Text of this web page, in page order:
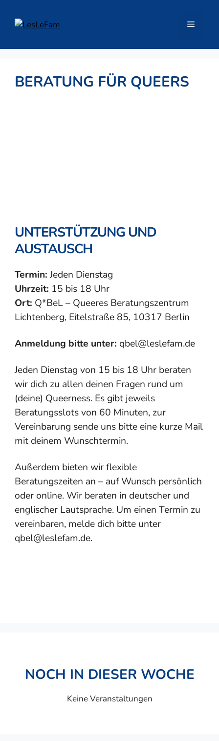
Inhalt
springen
Menü
BERATUNG FÜR QUEERS
UNTERSTÜTZUNG UND
AUSTAUSCH
Termin:Jeden Dienstag
Uhrzeit: 15 bis 18 Uhr
Ort: Q*BeL – Queeres Beratungszentrum
Lichtenberg, Eitelstraße 85, 10317 Berlin
Anmeldung bitte unter: qbel@leslefam.de
Jeden Dienstag von 15 bis 18 Uhr beraten
wir dich zu allen deinen Fragen rund um
(deine) Queerness. Es gibt jeweils
Beratungsslots von 60 Minuten, zur
Vereinbarung sende uns bitte eine kurze Mail
mit deinem Wunschtermin.
Außerdem bieten wir flexible
Beratungszeiten an – auf Wunsch persönlich
oder online. Wir beraten in deutscher und
englischer Lautsprache. Um einen Termin zu
vereinbaren, melde dich bitte unter
qbel@leslefam.de.
NOCH IN DIESER WOCHE
Keine Veranstaltungen